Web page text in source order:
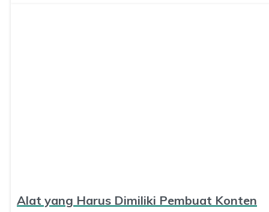
Alat yang Harus Dimiliki Pembuat Konten